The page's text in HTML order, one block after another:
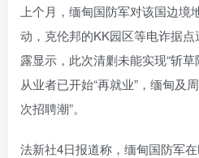
上个月，缅甸国防军对该国边
动，克伦邦的KK园区等电诈据
露显示，此次清剿未能实现“斩
从业者已开始“再就业”，缅甸及
次招聘潮”。
法新社4日报道称，缅甸国防军